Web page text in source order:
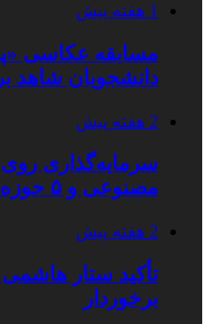
1 هفته پیش
مسابقه عکاسی
دانشجویان شاهد
2 هفته پیش
سرمایه‌گذاری
مصنوعی و ۵ حوزه راهبردی کشور
2 هفته پیش
تأکید ستار
برخوردار